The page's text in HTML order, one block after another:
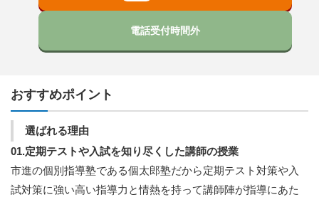
電話受付時間外
おすすめポイント
選ばれる理由
01.定期テストや入試を知り尽くした講師の授業
市進の個別指導塾である個太郎塾だから定期テスト対策や入
試対策に強い高い指導力と情熱を持って講師陣が指導にあた